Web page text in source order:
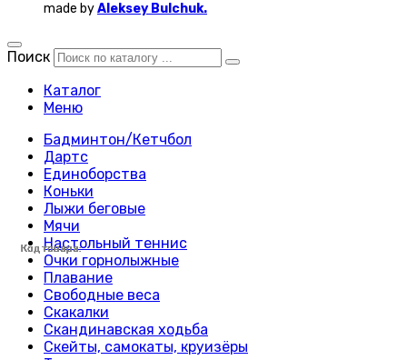
Код товара:
Код товара:
Код товара:
Код товара:
Код товара:
Код товара:
Код товара:
Код товара:
Код товара:
Код товара:
Код товара:
Код товара:
Код товара:
Код товара:
Код товара:
Код товара:
made byAleksey Bulchuk.
Поиск
Каталог
Меню
Бадминтон/Кетчбол
Дартс
Единоборства
Коньки
Лыжи беговые
Мячи
Настольный теннис
Очки горнолыжные
Плавание
Свободные веса
Скакалки
Скандинавская ходьба
Скейты, самокаты, круизёры